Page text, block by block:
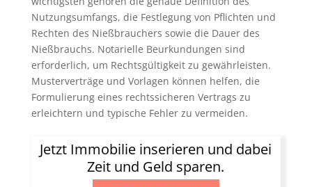
Nutzungsumfangs, die Festlegung von Pflichten und
Rechten des Nießbrauchers sowie die Dauer des
Nießbrauchs. Notarielle Beurkundungen sind
erforderlich, um Rechtsgültigkeit zu gewährleisten.
Musterverträge und Vorlagen können helfen, die
Formulierung eines rechtssicheren Vertrags zu
erleichtern und typische Fehler zu vermeiden.
Jetzt Immobilie inserieren und dabei
Zeit und Geld sparen.